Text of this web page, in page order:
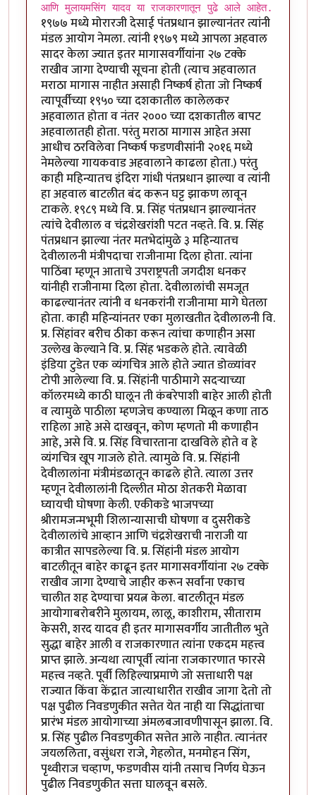
आणि मुलायमसिंग यादव या राजकारणातून पुढे आले आहेत.
१९७७ मध्ये मोरारजी देसाई पंतप्रधान झाल्यानंतर त्यांनी
मंडल आयोग नेमला. त्यांनी १९७९ मध्ये आपला अहवाल
सादर केला ज्यात इतर मागासवर्गीयांना २७ टक्के
राखीव जागा देण्याची सूचना होती (त्याच अहवालात
मराठा मागास नाहीत असाही निष्कर्ष होता जो निष्कर्ष
त्यापूर्वीच्या १९५० च्या दशकातील कालेलकर
अहवालात होता व नंतर २००० च्या दशकातील बापट
अहवालातही होता. परंतु मराठा मागास आहेत असा
आधीच ठरविलेवा निष्कर्ष फडणवीसांनी २०१६ मध्ये
नेमलेल्या गायकवाड अहवालाने काढला होता.) परंतु
काही महिन्यातच इंदिरा गांधी पंतप्रधान झाल्या व त्यांनी
हा अहवाल बाटलीत बंद करून घट्ट झाकण लावून
टाकले. १९८९ मध्ये वि. प्र. सिंह पंतप्रधान झाल्यानंतर
त्यांचे देवीलाल व चंद्रशेखरांशी पटत नव्हते. वि. प्र. सिंह
पंतप्रधान झाल्या नंतर मतभेदांमुळे ३ महिन्यातच
देवीलालनी मंत्रीपदाचा राजीनामा दिला होता. त्यांना
पाठिंबा म्हणून आताचे उपराष्ट्रपती जगदीश धनकर
यांनीही राजीनामा दिला होता. देवीलालांची समजूत
काढल्यानंतर त्यांनी व धनकरांनी राजीनामा मागे घेतला
होता. काही महिन्यांनतर एका मुलाखतीत देवीलालनी वि.
प्र. सिंहांवर बरीच ठीका करून त्यांचा कणाहीन असा
उल्लेख केल्याने वि. प्र. सिंह भडकले होते. त्यावेळी
इंडिया टुडेत एक व्यंगचित्र आले होते ज्यात डोळ्यांवर
टोपी आलेल्या वि. प्र. सिंहांनी पाठीमागे सदऱ्याच्या
कॉलरमध्ये काठी घालून ती कंबरेपाशी बाहेर आली होती
व त्यामुळे पाठीला म्हणजेच कण्याला मिळून कणा ताठ
राहिला आहे असे दाखवून, कोण म्हणतो मी कणाहीन
आहे, असे वि. प्र. सिंह विचारताना दाखविले होते व हे
व्यंगचित्र खूप गाजले होते. त्यामुळे वि. प्र. सिंहांनी
देवीलालांना मंत्रीमंडळातून काढले होते. त्याला उत्तर
म्हणून देवीलालांनी दिल्लीत मोठा शेतकरी मेळावा
घ्यायची घोषणा केली. एकीकडे भाजपच्या
श्रीरामजन्मभूमी शिलान्यासाची घोषणा व दुसरीकडे
देवीलालांचे आव्हान आणि चंद्रशेखराची नाराजी या
कात्रीत सापडलेल्या वि. प्र. सिंहांनी मंडल आयोग
बाटलीतून बाहेर काढून इतर मागासवर्गीयांना २७ टक्के
राखीव जागा देण्याचे जाहीर करून सर्वांना एकाच
चालीत शह देण्याचा प्रयत्न केला. बाटलीतून मंडल
आयोगाबरोबरीने मुलायम, लालू, काशीराम, सीताराम
केसरी, शरद यादव ही इतर मागासवर्गीय जातीतील भुते
सुद्धा बाहेर आली व राजकारणात त्यांना एकदम महत्त्व
प्राप्त झाले. अन्यथा त्यापूर्वी त्यांना राजकारणात फारसे
महत्त्व नव्हते. पूर्वी लिहिल्याप्रमाणे जो सत्ताधारी पक्ष
राज्यात किंवा केंद्रात जात्याधारीत राखीव जागा देतो तो
पक्ष पुढील निवडणुकीत सत्तेत येत नाही या सिद्धांताचा
प्रारंभ मंडल आयोगाच्या अंमलबजावणीपासून झाला. वि.
प्र. सिंह पुढील निवडणुकीत सत्तेत आले नाहीत. त्यानंतर
जयललिता, वसुंधरा राजे, गेहलोत, मनमोहन सिंग,
पृथ्वीराज चव्हाण, फडणवीस यांनी तसाच निर्णय घेऊन
पुढील निवडणुकीत सत्ता घालवून बसले.